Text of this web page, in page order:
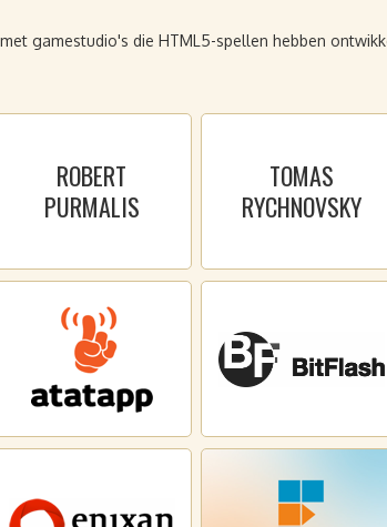
gamestudio's die HTML5-spellen hebben
ROBERT
PURMALIS
TOMAS
RYCHNOVSKY